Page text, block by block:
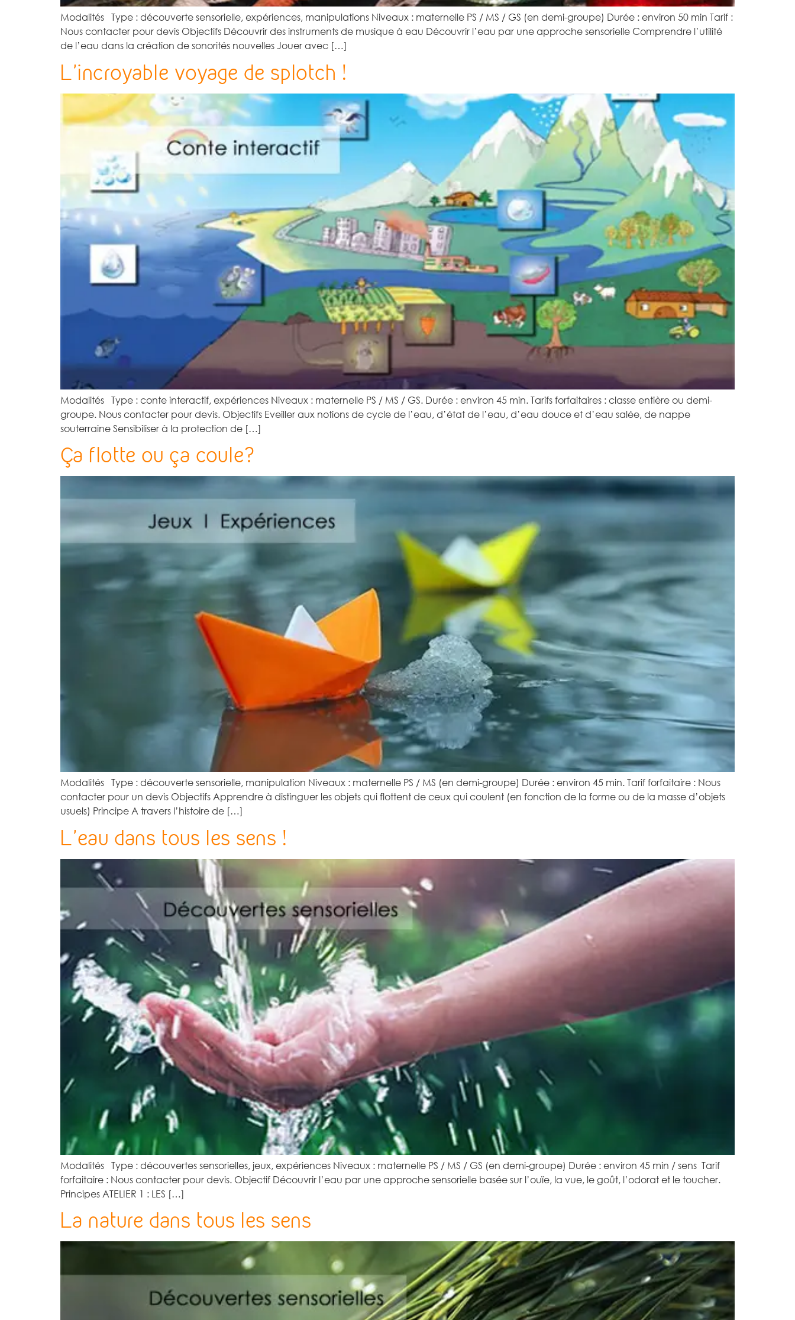
Modalités Type : découverte sensorielle, expériences, manipulations Niveaux : maternelle PS / MS / GS (en demi-groupe) Durée : environ 50 min Tarif :
Nous contacter pour devis Objectifs Découvrir des instruments de musique à eau Découvrir l’eau par une approche sensorielle Comprendre l’utilité
de l’eau dans la création de sonorités nouvelles Jouer avec […]
L’incroyable voyage de splotch !
Modalités Type : conte interactif, expériences Niveaux : maternelle PS / MS / GS. Durée : environ 45 min. Tarifs forfaitaires : classe entière ou demi-
groupe. Nous contacter pour devis. Objectifs Eveiller aux notions de cycle de l’eau, d’état de l’eau, d’eau douce et d’eau salée, de nappe
souterraine Sensibiliser à la protection de […]
Ça flotte ou ça coule?
Modalités Type : découverte sensorielle, manipulation Niveaux : maternelle PS / MS (en demi-groupe) Durée : environ 45 min. Tarif forfaitaire : Nous
contacter pour un devis Objectifs Apprendre à distinguer les objets qui flottent de ceux qui coulent (en fonction de la forme ou de la masse d’objets
usuels) Principe A travers l’histoire de […]
L’eau dans tous les sens !
Modalités Type : découvertes sensorielles, jeux, expériences Niveaux : maternelle PS / MS / GS (en demi-groupe) Durée : environ 45 min / sens Tarif
forfaitaire : Nous contacter pour devis. Objectif Découvrir l’eau par une approche sensorielle basée sur l’ouïe, la vue, le goût, l’odorat et le toucher.
Principes ATELIER 1 : LES […]
La nature dans tous les sens